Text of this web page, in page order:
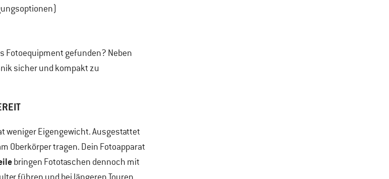
Fotoequipment gefunden? Neben
sicher und kompakt zu
weniger Eigengewicht. Ausgestattet
Oberkörper tragen. Dein Fotoapparat
bringen Fototaschen dennoch mit